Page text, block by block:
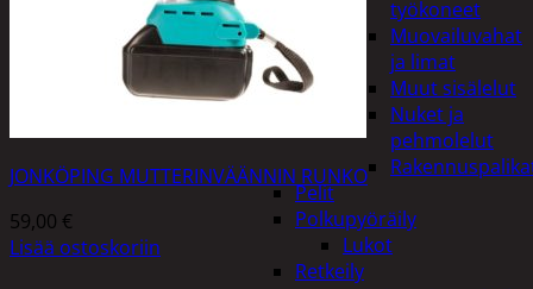
työkoneet
Muovailuvahat
ja limat
Muut sisälelut
Nuket ja
pehmolelut
Pelit
Polkupyöräily
Lukot
Retkeily
JONKÖPING MUTTERINVÄÄNNIN RUNKO
59,00 €
Lisää ostoskoriin